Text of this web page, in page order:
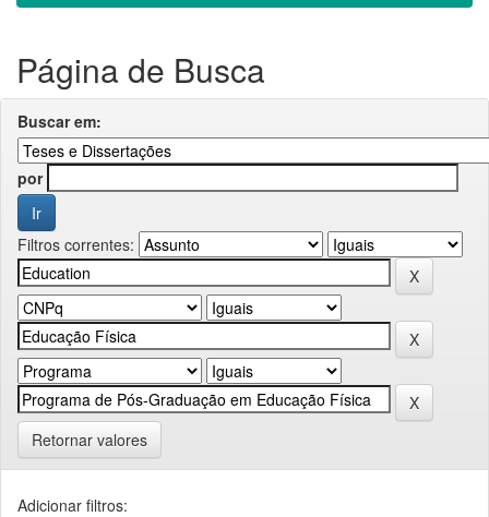
Página de Busca
Buscar em:
por
Filtros correntes:
Retornar valores
Adicionar filtros: